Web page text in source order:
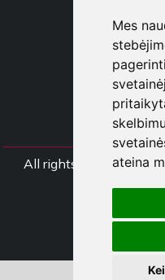
Mes
ateina
All rights Styliafoe s.r.l.
Follow us